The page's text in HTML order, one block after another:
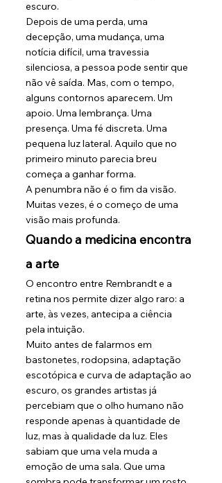
escuro.
Depois de uma perda, uma
decepção, uma mudança, uma
notícia difícil, uma travessia
silenciosa, a pessoa pode sentir que
não vê saída. Mas, com o tempo,
alguns contornos aparecem. Um
apoio. Uma lembrança. Uma
presença. Uma fé discreta. Uma
pequena luz lateral. Aquilo que no
primeiro minuto parecia breu
começa a ganhar forma.
A penumbra não é o fim da visão.
Muitas vezes, é o começo de uma
visão mais profunda.
Quando a medicina encontra
a arte
O encontro entre Rembrandt e a
retina nos permite dizer algo raro: a
arte, às vezes, antecipa a ciência
pela intuição.
Muito antes de falarmos em
bastonetes, rodopsina, adaptação
escotópica e curva de adaptação ao
escuro, os grandes artistas já
percebiam que o olho humano não
responde apenas à quantidade de
luz, mas à qualidade da luz. Eles
sabiam que uma vela muda a
emoção de uma sala. Que uma